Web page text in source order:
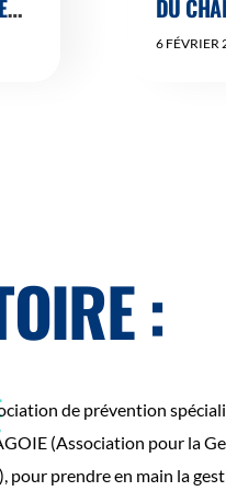
DU
6 FÉVRIER
:
de prévention
(Association pour la
pour prendre en main la